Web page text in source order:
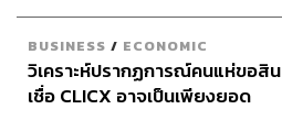
BUSINESS / ECONOMIC
วิเคราะห์ปรากฏการณ์คนแห่ขอสิน
เชื่อ CLICX อาจเป็นเพียงยอด